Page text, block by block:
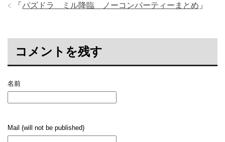
「 パズドラ ミル降臨 ノーコンパーティーまとめ 」
コメントを残す
名前
Mail (will not be published)